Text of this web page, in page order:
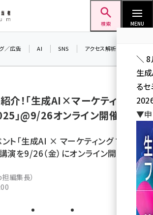
検索 MENU
／広告 AI SNS アクセス解析／データ分析
介！「生成AI×マーケティング
」@9/26オンライン開催
ト「生成AI × マーケティング フォー
演を9/26（金）にオンライン開催。
編集長）
＼ 8
生
る
▼申